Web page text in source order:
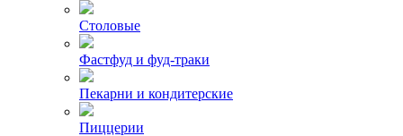
Столовые
Фастфуд и фуд-траки
Пекарни и кондитерские
Пиццерии